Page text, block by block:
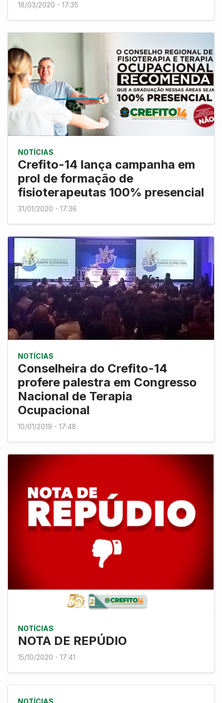
18/03/2020 - 17:35
NOTÍCIAS
Crefito-14 lança campanha em
prol de formação de
fisioterapeutas 100% presencial
31/01/2020 - 17:36
NOTÍCIAS
Conselheira do Crefito-14
profere palestra em Congresso
Nacional de Terapia
Ocupacional
10/01/2019 - 17:48
NOTÍCIAS
NOTA DE REPÚDIO
15/10/2020 - 17:41
NOTÍCIAS